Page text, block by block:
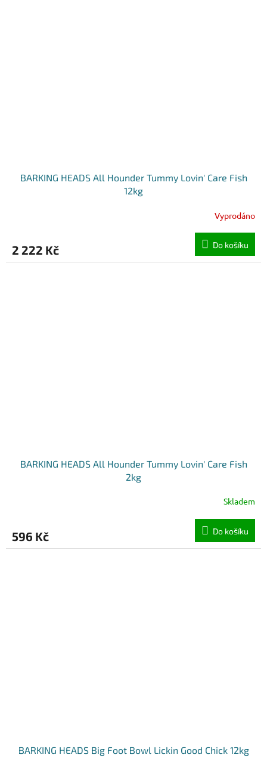
BARKING HEADS All Hounder Tummy Lovin' Care Fish
12kg
Vyprodáno
2 222 Kč Do košíku
BARKING HEADS All Hounder Tummy Lovin' Care Fish
2kg
Skladem
596 Kč Do košíku
BARKING HEADS Big Foot Bowl Lickin Good Chick 12kg